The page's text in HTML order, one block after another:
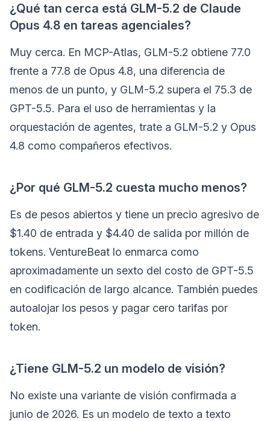
¿Qué tan cerca está GLM-5.2 de Claude
Opus 4.8 en tareas agenciales?
Muy cerca. En MCP-Atlas, GLM-5.2 obtiene 77.0
frente a 77.8 de Opus 4.8, una diferencia de
menos de un punto, y GLM-5.2 supera el 75.3 de
GPT-5.5. Para el uso de herramientas y la
orquestación de agentes, trate a GLM-5.2 y Opus
4.8 como compañeros efectivos.
¿Por qué GLM-5.2 cuesta mucho menos?
Es de pesos abiertos y tiene un precio agresivo de
$1.40 de entrada y $4.40 de salida por millón de
tokens. VentureBeat lo enmarca como
aproximadamente un sexto del costo de GPT-5.5
en codificación de largo alcance. También puedes
autoalojar los pesos y pagar cero tarifas por
token.
¿Tiene GLM-5.2 un modelo de visión?
No existe una variante de visión confirmada a
junio de 2026. Es un modelo de texto a texto